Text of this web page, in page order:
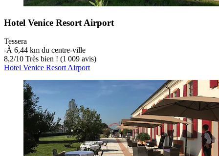
Hotel Venice Resort Airport
Tessera
‐À 6,44 km du centre-ville
8,2/10 Très bien ! (1 009 avis)
Hotel Venice Resort Airport